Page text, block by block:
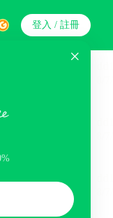
登入 / 註冊